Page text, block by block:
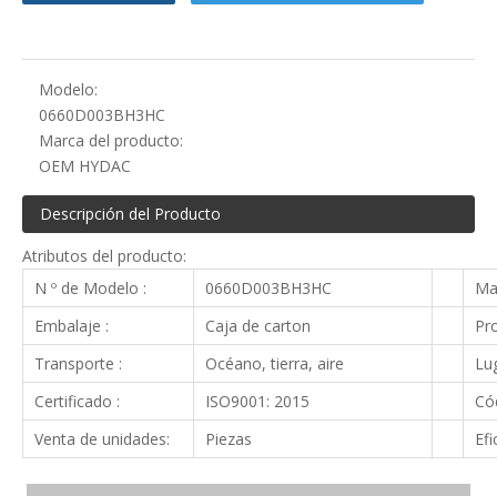
Modelo:
0660D003BH3HC
Marca del producto:
OEM HYDAC
Descripción del Producto
Atributos del producto:
N º de Modelo :
0660D003BH3HC
Embalaje :
Caja de carton
Transporte :
Océano, tierra, aire
Certificado :
ISO9001: 2015
Venta de unidades:
Piezas